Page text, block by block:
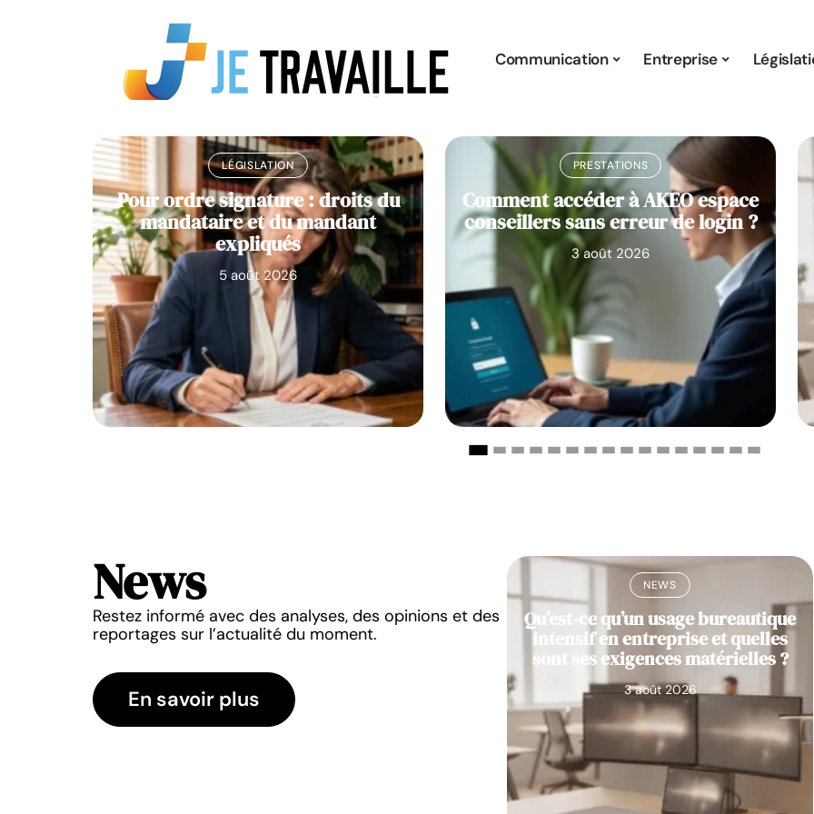
Communication Entreprise
LÉGISLATION
Pour ordre signature : droits du
mandataire et du mandant
expliqués
5 août 2026
PRESTATIONS
Comment accéder à AKEO espace
conseillers sans erreur de login ?
3 août 2026
News
Restez informé avec des analyses, des opinions et des
reportages sur l’actualité du moment.
En savoir plus
des ressources
au sein de votre
Réussir la pose de fenêtres PVC en
feuillure pour un rendu pro
NEWS
Qu’est-ce qu’un usage bureautique
intensif en entreprise et quelles
sont ses exigences matérielles ?
3 août 2026